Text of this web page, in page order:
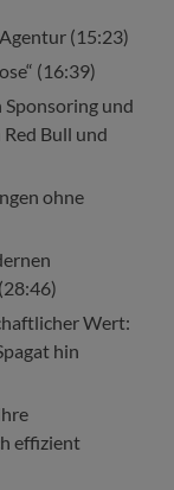
(15:23)
(16:39)
Sponsoring und
Bull und
ohne
Wert:
hin
effizient